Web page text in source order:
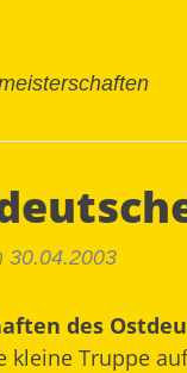
30.04.2003
des
kleine Truppe